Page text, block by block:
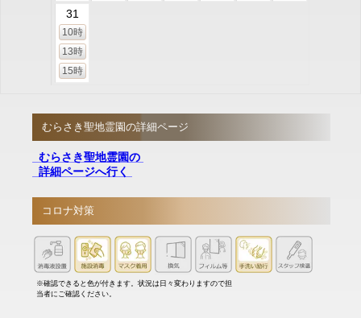
31
10時
13時
15時
むらさき聖地霊園の詳細ページ
むらさき聖地霊園の
詳細ページへ行く
コロナ対策
※確認できると色が付きます。状況は日々変わりますので担
当者にご確認ください。